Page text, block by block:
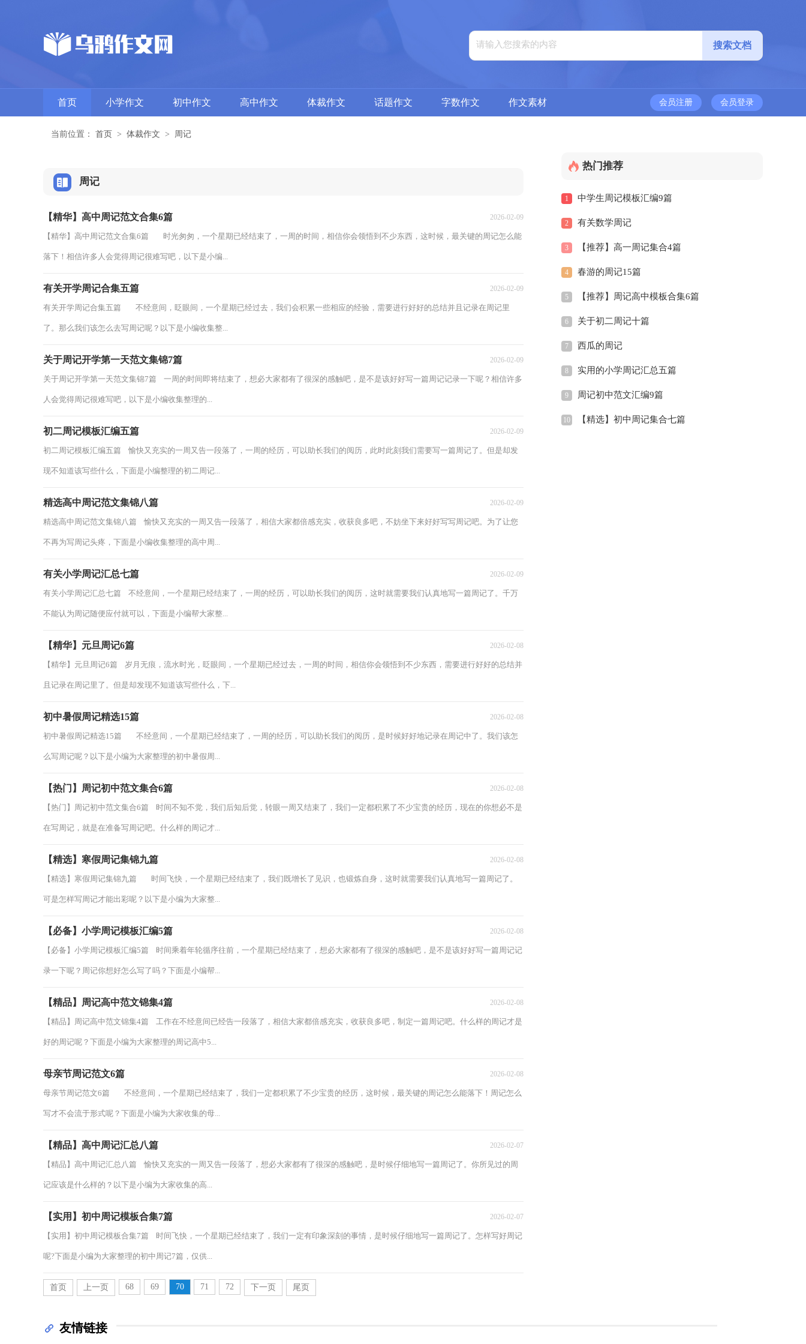
首页 小学作文 初中作文 高中作文 体裁作文 话题作文 字数作文 作文素材 会员登录
会员注册
当前位置： 首页 > 体裁作文 > 周记
周记
【精华】高中周记范文合集6篇 2026-02-09
【精华】高中周记范文合集6篇 时光匆匆，一个星期已经结束了，一周的时间，相信你会领悟到不少东西，这时候，最关键的周记怎么能
落下！相信许多人会觉得周记很难写吧，以下是小编...
有关开学周记合集五篇 2026-02-09
有关开学周记合集五篇 不经意间，眨眼间，一个星期已经过去，我们会积累一些相应的经验，需要进行好好的总结并且记录在周记里
了。那么我们该怎么去写周记呢？以下是小编收集整...
关于周记开学第一天范文集锦7篇 2026-02-09
关于周记开学第一天范文集锦7篇 一周的时间即将结束了，想必大家都有了很深的感触吧，是不是该好好写一篇周记记录一下呢？相信许多
人会觉得周记很难写吧，以下是小编收集整理的...
初二周记模板汇编五篇 2026-02-09
初二周记模板汇编五篇 愉快又充实的一周又告一段落了，一周的经历，可以助长我们的阅历，此时此刻我们需要写一篇周记了。但是却发
现不知道该写些什么，下面是小编整理的初二周记...
精选高中周记范文集锦八篇 2026-02-09
精选高中周记范文集锦八篇 愉快又充实的一周又告一段落了，相信大家都倍感充实，收获良多吧，不妨坐下来好好写写周记吧。为了让您
不再为写周记头疼，下面是小编收集整理的高中周...
有关小学周记汇总七篇 2026-02-09
有关小学周记汇总七篇 不经意间，一个星期已经结束了，一周的经历，可以助长我们的阅历，这时就需要我们认真地写一篇周记了。千万
不能认为周记随便应付就可以，下面是小编帮大家整...
【精华】元旦周记6篇 2026-02-08
【精华】元旦周记6篇 岁月无痕，流水时光，眨眼间，一个星期已经过去，一周的时间，相信你会领悟到不少东西，需要进行好好的总结并
且记录在周记里了。但是却发现不知道该写些什么，下...
初中暑假周记精选15篇 2026-02-08
初中暑假周记精选15篇 不经意间，一个星期已经结束了，一周的经历，可以助长我们的阅历，是时候好好地记录在周记中了。我们该怎
么写周记呢？以下是小编为大家整理的初中暑假周...
【热门】周记初中范文集合6篇 2026-02-08
【热门】周记初中范文集合6篇 时间不知不觉，我们后知后觉，转眼一周又结束了，我们一定都积累了不少宝贵的经历，现在的你想必不是
在写周记，就是在准备写周记吧。什么样的周记才...
【精选】寒假周记集锦九篇 2026-02-08
【精选】寒假周记集锦九篇 时间飞快，一个星期已经结束了，我们既增长了见识，也锻炼自身，这时就需要我们认真地写一篇周记了。
可是怎样写周记才能出彩呢？以下是小编为大家整...
【必备】小学周记模板汇编5篇 2026-02-08
【必备】小学周记模板汇编5篇 时间乘着年轮循序往前，一个星期已经结束了，想必大家都有了很深的感触吧，是不是该好好写一篇周记记
录一下呢？周记你想好怎么写了吗？下面是小编帮...
【精品】周记高中范文锦集4篇 2026-02-08
【精品】周记高中范文锦集4篇 工作在不经意间已经告一段落了，相信大家都倍感充实，收获良多吧，制定一篇周记吧。什么样的周记才是
好的周记呢？下面是小编为大家整理的周记高中5...
母亲节周记范文6篇 2026-02-08
母亲节周记范文6篇 不经意间，一个星期已经结束了，我们一定都积累了不少宝贵的经历，这时候，最关键的周记怎么能落下！周记怎么
写才不会流于形式呢？下面是小编为大家收集的母...
【精品】高中周记汇总八篇 2026-02-07
【精品】高中周记汇总八篇 愉快又充实的一周又告一段落了，想必大家都有了很深的感触吧，是时候仔细地写一篇周记了。你所见过的周
记应该是什么样的？以下是小编为大家收集的高...
【实用】初中周记模板合集7篇 2026-02-07
【实用】初中周记模板合集7篇 时间飞快，一个星期已经结束了，我们一定有印象深刻的事情，是时候仔细地写一篇周记了。怎样写好周记
呢?下面是小编为大家整理的初中周记7篇，仅供...
首页 上一页 68 69 70 71 72 下一页 尾页
热门推荐
1 中学生周记模板汇编9篇
2 有关数学周记
3 【推荐】高一周记集合4篇
4 春游的周记15篇
5 【推荐】周记高中模板合集6篇
6 关于初二周记十篇
7 西瓜的周记
8 实用的小学周记汇总五篇
9 周记初中范文汇编9篇
10 【精选】初中周记集合七篇
友情链接